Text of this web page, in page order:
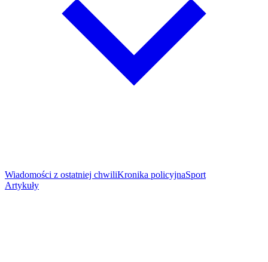
Wiadomości z ostatniej chwiliKronika policyjnaSport
Artykuły